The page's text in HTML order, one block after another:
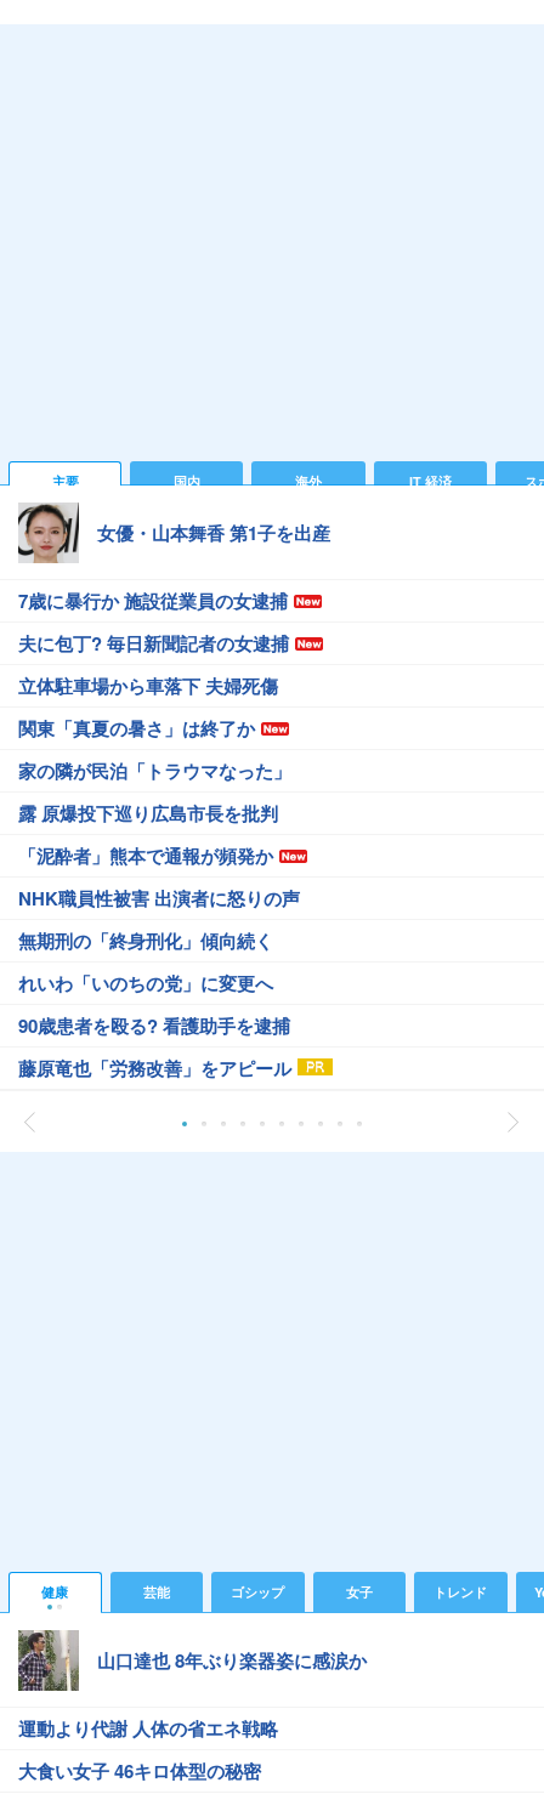
主要 国内 海外 IT 経済 ス
女優・山本舞香 第1子を出産
7歳に暴行か 施設従業員の女逮捕
夫に包丁? 毎日新聞記者の女逮捕
立体駐車場から車落下 夫婦死傷
関東「真夏の暑さ」は終了か
家の隣が民泊「トラウマなった」
露 原爆投下巡り広島市長を批判
「泥酔者」熊本で通報が頻発か
NHK職員性被害 出演者に怒りの声
無期刑の「終身刑化」傾向続く
れいわ「いのちの党」に変更へ
90歳患者を殴る? 看護助手を逮捕
藤原竜也「労務改善」をアピール
健康 芸能 ゴシップ 女子 トレンド
山口達也 8年ぶり楽器姿に感涙か
運動より代謝 人体の省エネ戦略
大食い女子 46キロ体型の秘密